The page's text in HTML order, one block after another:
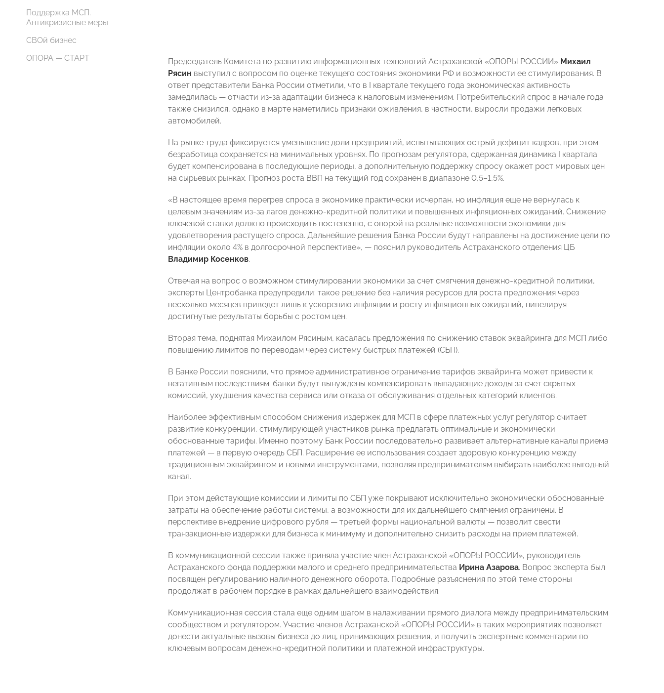
Поддержка МСП.
Антикризисные меры
СВОй бизнес
ОПОРА — СТАРТ
Председатель Комитета по развитию информационных технологий Астраханской «ОПОРЫ РОССИИ» Михаил
Рясин выступил с вопросом по оценке текущего состояния экономики РФ и возможности ее стимулирования. В
ответ представители Банка России отметили, что в I квартале текущего года экономическая активность
замедлилась — отчасти из‑за адаптации бизнеса к налоговым изменениям. Потребительский спрос в начале года
также снизился, однако в марте наметились признаки оживления, в частности, выросли продажи легковых
автомобилей.
На рынке труда фиксируется уменьшение доли предприятий, испытывающих острый дефицит кадров, при этом
безработица сохраняется на минимальных уровнях. По прогнозам регулятора, сдержанная динамика I квартала
будет компенсирована в последующие периоды, а дополнительную поддержку спросу окажет рост мировых цен
на сырьевых рынках. Прогноз роста ВВП на текущий год сохранен в диапазоне 0,5–1,5%.
«В настоящее время перегрев спроса в экономике практически исчерпан, но инфляция еще не вернулась к
целевым значениям из‑за лагов денежно-кредитной политики и повышенных инфляционных ожиданий. Снижение
ключевой ставки должно происходить постепенно, с опорой на реальные возможности экономики для
удовлетворения растущего спроса. Дальнейшие решения Банка России будут направлены на достижение цели по
инфляции около 4% в долгосрочной перспективе», — пояснил руководитель Астраханского отделения ЦБ
Владимир Косенков.
Отвечая на вопрос о возможном стимулировании экономики за счет смягчения денежно-кредитной политики,
эксперты Центробанка предупредили: такое решение без наличия ресурсов для роста предложения через
несколько месяцев приведет лишь к ускорению инфляции и росту инфляционных ожиданий, нивелируя
достигнутые результаты борьбы с ростом цен.
Вторая тема, поднятая Михаилом Рясиным, касалась предложения по снижению ставок эквайринга для МСП либо
повышению лимитов по переводам через систему быстрых платежей (СБП).
В Банке России пояснили, что прямое административное ограничение тарифов эквайринга может привести к
негативным последствиям: банки будут вынуждены компенсировать выпадающие доходы за счет скрытых
комиссий, ухудшения качества сервиса или отказа от обслуживания отдельных категорий клиентов.
Наиболее эффективным способом снижения издержек для МСП в сфере платежных услуг регулятор считает
развитие конкуренции, стимулирующей участников рынка предлагать оптимальные и экономически
обоснованные тарифы. Именно поэтому Банк России последовательно развивает альтернативные каналы приема
платежей — в первую очередь СБП. Расширение ее использования создает здоровую конкуренцию между
традиционным эквайрингом и новыми инструментами, позволяя предпринимателям выбирать наиболее выгодный
канал.
При этом действующие комиссии и лимиты по СБП уже покрывают исключительно экономически обоснованные
затраты на обеспечение работы системы, а возможности для их дальнейшего смягчения ограничены. В
перспективе внедрение цифрового рубля — третьей формы национальной валюты — позволит свести
транзакционные издержки для бизнеса к минимуму и дополнительно снизить расходы на прием платежей.
В коммуникационной сессии также приняла участие член Астраханской «ОПОРЫ РОССИИ», руководитель
Астраханского фонда поддержки малого и среднего предпринимательства Ирина Азарова. Вопрос эксперта был
посвящен регулированию наличного денежного оборота. Подробные разъяснения по этой теме стороны
продолжат в рабочем порядке в рамках дальнейшего взаимодействия.
Коммуникационная сессия стала еще одним шагом в налаживании прямого диалога между предпринимательским
сообществом и регулятором. Участие членов Астраханской «ОПОРЫ РОССИИ» в таких мероприятиях позволяет
донести актуальные вызовы бизнеса до лиц, принимающих решения, и получить экспертные комментарии по
ключевым вопросам денежно-кредитной политики и платежной инфраструктуры.